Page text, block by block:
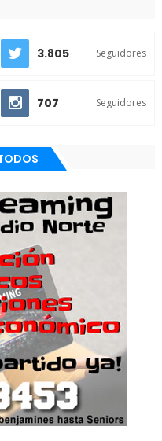
3.805 Seguidores
707 Seguidores